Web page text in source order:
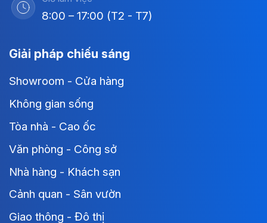
8:00 – 17:00 (T2 - T7)
Giải pháp chiếu sáng
Showroom - Cửa hàng
Không gian sống
Tòa nhà - Cao ốc
Văn phòng - Công sở
Nhà hàng - Khách sạn
Cảnh quan - Sân vườn
Giao thông - Đô thị